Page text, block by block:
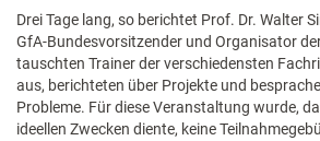
Drei Tage lang, so berichtet Prof. Dr. Walter
GfA-Bundesvorsitzender und Organisator
tauschten Trainer der verschiedensten
aus, berichteten über Projekte und
Probleme. Für diese Veranstaltung wurde,
ideellen Zwecken diente, keine